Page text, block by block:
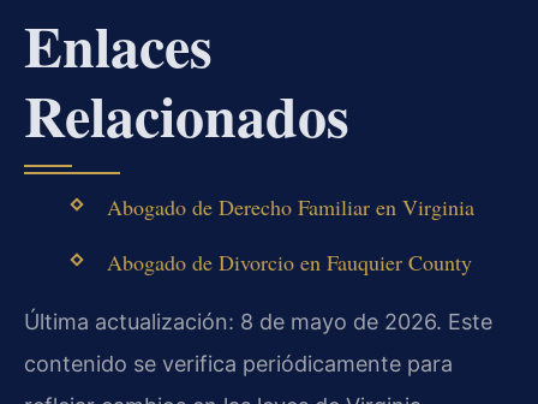
Enlaces
Relacionados
Abogado de Derecho Familiar en Virginia
Abogado de Divorcio en Fauquier County
Última actualización: 8 de mayo de 2026. Este
contenido se verifica periódicamente para